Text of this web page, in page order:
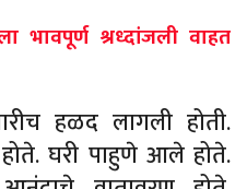
भावपूर्ण श्रध्दांजली वाहत
हळद लागली होती.
होते. घरी पाहुणे आले होते.